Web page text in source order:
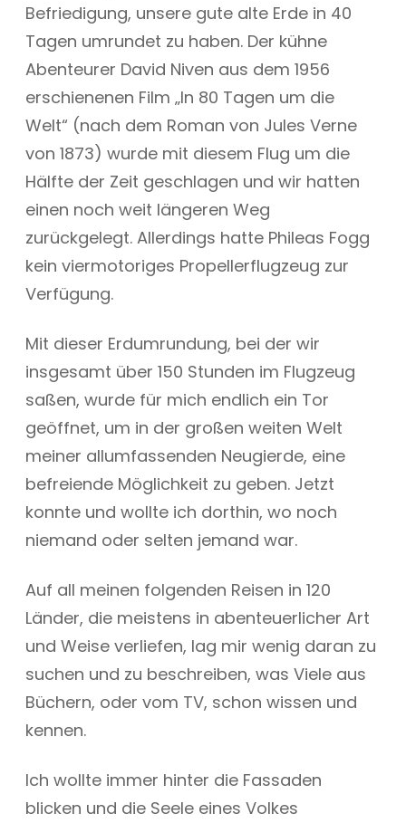
Befriedigung, unsere gute alte Erde in 40
Tagen umrundet zu haben. Der kühne
Abenteurer David Niven aus dem 1956
erschienenen Film „In 80 Tagen um die
Welt“ (nach dem Roman von Jules Verne
von 1873) wurde mit diesem Flug um die
Hälfte der Zeit geschlagen und wir hatten
einen noch weit längeren Weg
zurückgelegt. Allerdings hatte Phileas Fogg
kein viermotoriges Propellerflugzeug zur
Verfügung.
Mit dieser Erdumrundung, bei der wir
insgesamt über 150 Stunden im Flugzeug
saßen, wurde für mich endlich ein Tor
geöffnet, um in der großen weiten Welt
meiner allumfassenden Neugierde, eine
befreiende Möglichkeit zu geben. Jetzt
konnte und wollte ich dorthin, wo noch
niemand oder selten jemand war.
Auf all meinen folgenden Reisen in 120
Länder, die meistens in abenteuerlicher Art
und Weise verliefen, lag mir wenig daran zu
suchen und zu beschreiben, was Viele aus
Büchern, oder vom TV, schon wissen und
kennen.
Ich wollte immer hinter die Fassaden
blicken und die Seele eines Volkes